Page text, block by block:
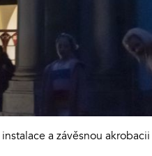
a závěsnou